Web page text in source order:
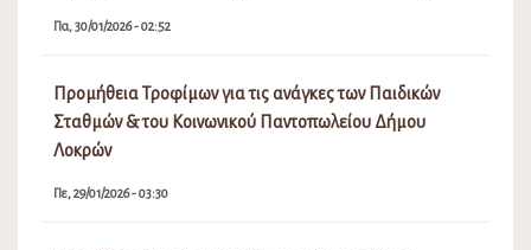
Πα, 30/01/2026 - 02:52
Προμήθεια Τροφίμων για τις ανάγκες των Παιδικών
Σταθμών & του Κοινωνικού Παντοπωλείου Δήμου
Λοκρών
Πε, 29/01/2026 - 03:30